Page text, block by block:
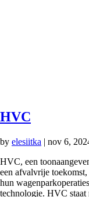
HVC
by elesiitka | nov 6,
HVC, een
een afvalvrije
hun
technologie. HVC staat